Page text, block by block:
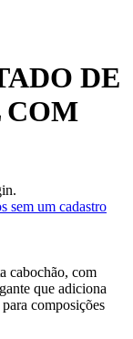
DE
COM
sem um cadastro
cabochão, com
que adiciona
composições